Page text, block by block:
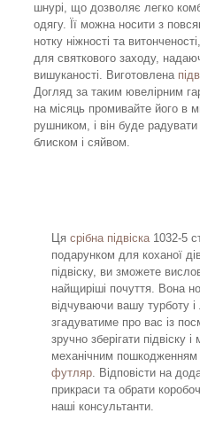
шнурі, що дозволяє легко
одягу. Її можна носити з
нотку ніжності та
для святкового заходу,
вишуканості. Виготовлена
Догляд за таким ювелірним
на місяць промивайте його в
рушником, і він буде
блиском і сяйвом.
Ця срібна підвіска1032-5
подарунком для коханої
підвіску, ви зможете
найщиріші почуття. Вона
відчуваючи вашу турботу
згадуватиме про вас із
зручно зберігати підвіску
механічним пошкодженням
футляр. Відповісти на
прикраси та обрати
наші консультанти.